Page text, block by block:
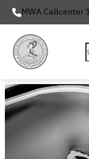
MWA Callcenter
ค้น